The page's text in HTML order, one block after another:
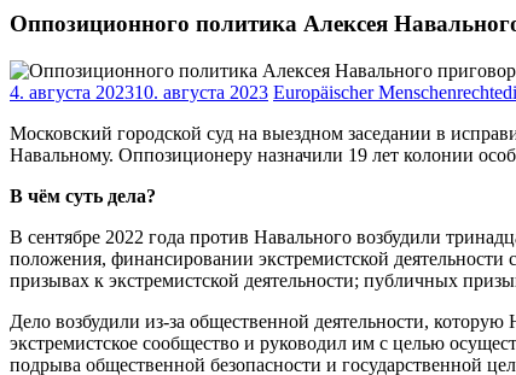
Оппозиционного политика Алексея
4. августа 202310. августа 2023 Europäischer
Московский городской суд на выездном заседании в
Навальному. Оппозиционеру назначили 19 лет колонии
В чём суть дела?
В сентябре 2022 года против Навального возбудили
положения, финансировании экстремистской
призывах к экстремистской деятельности; публичных
Дело возбудили из-за общественной деятельности,
экстремистское сообщество и руководил им с целью
подрыва общественной безопасности и государственной